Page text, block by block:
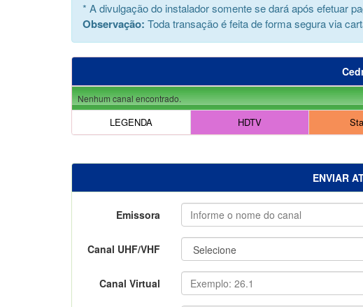
* A divulgação do instalador somente se dará após efetuar
Observação: Toda transação é feita de forma segura via
Nenhum canal encontrado.
LEGENDA HDTV
ENVIAR
Emissora
Canal UHF/VHF
Canal Virtual